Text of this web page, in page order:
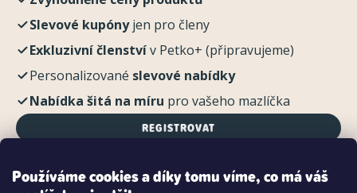
Používáme cookies a díky tomu víme, co má váš
Slevové kupónyjen pro členy
Exkluzivní členstvív Petko+ (připravujeme)
Personalizované slevové nabídky
Nabídka šitá na míru pro vašeho mazlíčka
REGISTROVAT